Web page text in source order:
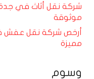
شركة نقل أثاث في جدة:
موثوقة
أرخص شركة نقل عفش
مميزة
وسوم